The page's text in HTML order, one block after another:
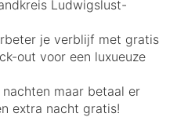
Ludwigslust-
je verblijf met gratis
out voor een luxueuze
maar betaal er
extra nacht gratis!